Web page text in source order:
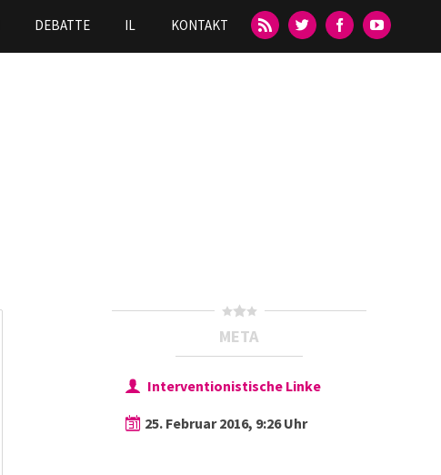
DEBATTE IL KONTAKT
META
Interventionistische Linke
25. Februar 2016, 9:26 Uhr